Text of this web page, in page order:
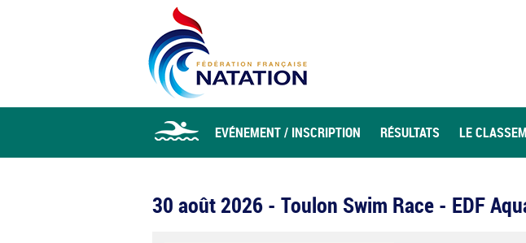
EVÉNEMENT / INSCRIPTION RÉSULTATS LE
30 août 2026 - Toulon Swim Race - EDF